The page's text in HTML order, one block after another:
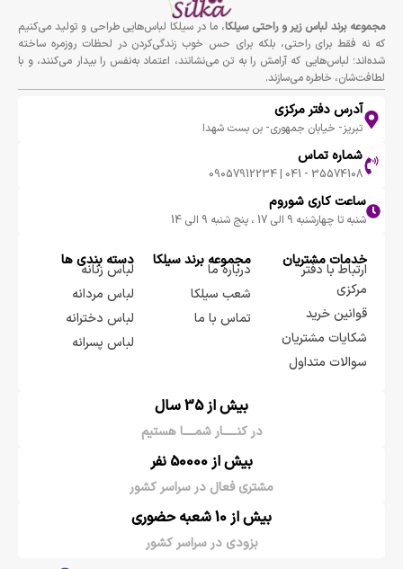
مجموعه برند لباس زير و راحتى سيلكا، ما در سیلکا لباس‌هایی طراحی و تولید می‌کنیم
که نه فقط برای راحتی، بلکه برای حس خوب زندگی‌کردن در لحظات روزمره ساخته
شده‌اند؛ لباس‌هایی که آرامش را به تن می‌نشانند، اعتماد به‌نفس را بیدار می‌کنند، و با
لطافت‌شان، خاطره می‌سازند.
آدرس دفتر مرکزی
تبریز- خیابان جمهوری- بن بست شهدا
شماره تماس
35574108 - 041 | 09057912234
ساعت کاری شوروم
شنبه تا چهارشنبه 9 الی 17 ، پنج شنبه 9 الی 14
خدمات مشتریان
ارتباط با دفتر
مرکزی
قوانین خرید
شکایات مشتریان
سوالات متداول
مجموعه برند سيلكا
درباره ما
شعب سیلکا
تماس با ما
دسته بندی ها
لباس زنانه
لباس مردانه
لباس دخترانه
لباس پسرانه
بیش از 35 سال
در کنـــــار شمــــا هستیم
بیش از 50000 نفر
مشتری فعال در سراسر کشور
بیش از 10 شعبه حضوری
بزودی در سراسر کشور